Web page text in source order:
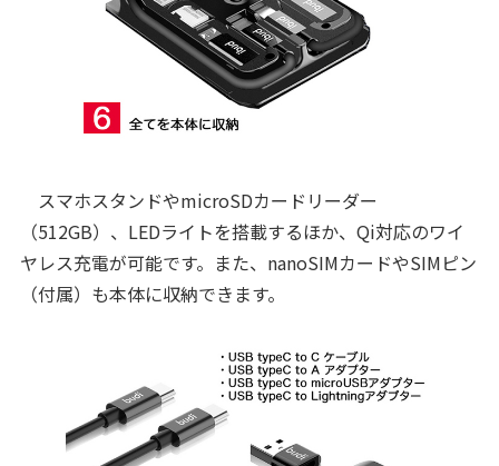
スマホスタンドやmicroSDカードリーダー
（512GB）、LEDライトを搭載するほか、Qi対応のワイ
ヤレス充電が可能です。また、nanoSIMカードやSIMピン
（付属）も本体に収納できます。